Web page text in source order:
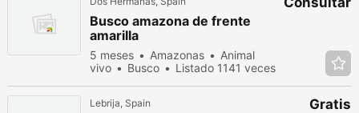
Busco amazona de frente
amarilla
5 meses Amazonas
Animal
vivo
Busco
Listado 1141 veces
Lebrija, Spain Gratis